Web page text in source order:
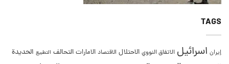
TAGS
إيران اسرائيل الاتفاق النووي الاحتلال الاقتصاد الامارات التحالف التطبيع الحديدة